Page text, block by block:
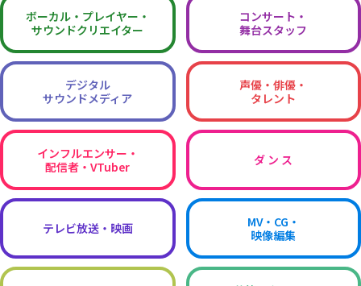
ボーカル・ プレイヤー・
サウンドクリエイター
コンサート・
舞台スタッフ
デジタル
サウンドメディア
声優・俳優・
タレント
インフルエンサー・
配信者・VTuber
ダ ン ス
テレビ放送・映画
MV・CG・
映像編集